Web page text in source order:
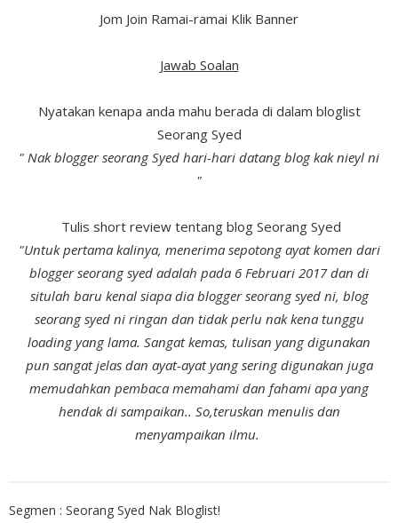
Jom Join Ramai-ramai Klik Banner
Jawab Soalan
Nyatakan kenapa anda mahu berada di dalam bloglist
Seorang Syed
" Nak blogger seorang Syed hari-hari datang blog kak nieyl ni
"
Tulis short review tentang blog Seorang Syed
"Untuk pertama kalinya, menerima sepotong ayat komen dari
blogger seorang syed adalah pada 6 Februari 2017 dan di
situlah baru kenal siapa dia blogger seorang syed ni, blog
seorang syed ni ringan dan tidak perlu nak kena tunggu
loading yang lama. Sangat kemas, tulisan yang digunakan
pun sangat jelas dan ayat-ayat yang sering digunakan juga
memudahkan pembaca memahami dan fahami apa yang
hendak di sampaikan.. So,teruskan menulis dan
menyampaikan ilmu.
Segmen : Seorang Syed Nak Bloglist!